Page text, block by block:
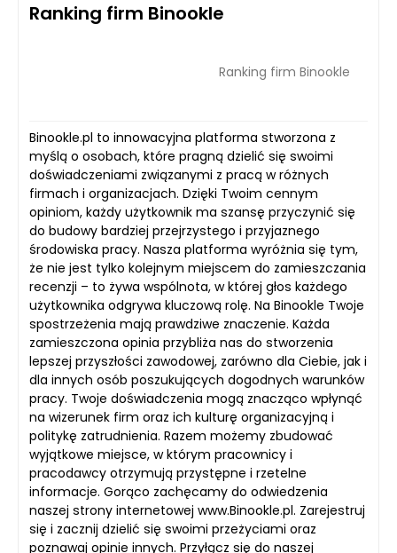
Ranking firm Binookle
Ranking firm Binookle
Binookle.pl to innowacyjna platforma stworzona z
myślą o osobach, które pragną dzielić się swoimi
doświadczeniami związanymi z pracą w różnych
firmach i organizacjach. Dzięki Twoim cennym
opiniom, każdy użytkownik ma szansę przyczynić się
do budowy bardziej przejrzystego i przyjaznego
środowiska pracy. Nasza platforma wyróżnia się tym,
że nie jest tylko kolejnym miejscem do zamieszczania
recenzji – to żywa wspólnota, w której głos każdego
użytkownika odgrywa kluczową rolę. Na Binookle Twoje
spostrzeżenia mają prawdziwe znaczenie. Każda
zamieszczona opinia przybliża nas do stworzenia
lepszej przyszłości zawodowej, zarówno dla Ciebie, jak i
dla innych osób poszukujących dogodnych warunków
pracy. Twoje doświadczenia mogą znacząco wpłynąć
na wizerunek firm oraz ich kulturę organizacyjną i
politykę zatrudnienia. Razem możemy zbudować
wyjątkowe miejsce, w którym pracownicy i
pracodawcy otrzymują przystępne i rzetelne
informacje. Gorąco zachęcamy do odwiedzenia
naszej strony internetowej www.Binookle.pl. Zarejestruj
się i zacznij dzielić się swoimi przeżyciami oraz
poznawaj opinie innych. Przyłącz się do naszej